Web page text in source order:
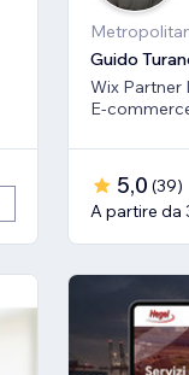
Guido
Wix Partner
E-
5,0 (39)
A partire da